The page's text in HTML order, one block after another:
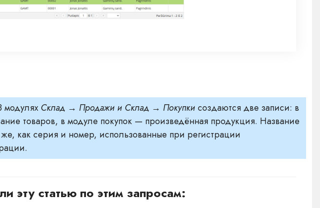
модулях Склад → Продажи и Склад → Покупкисоздаются две записи: в
товаров, в модуле покупок — произведённая продукция. Название
как серия и номер, использованные при регистрации
эту статью по этим запросам: